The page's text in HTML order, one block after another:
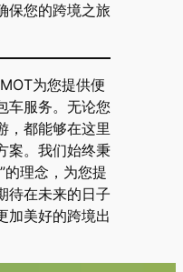
保您的跨境之旅
为您提供便
车服务。无论您
，都能够在这里
案。我们始终秉
的理念，为您提
待在未来的日子
加美好的跨境出